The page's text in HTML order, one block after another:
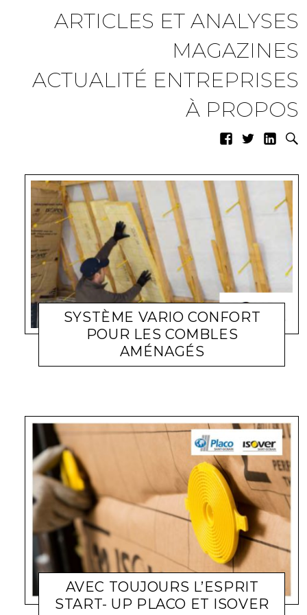
ARTICLES ET ANALYSES
MAGAZINES
ACTUALITÉ ENTREPRISES
À PROPOS
SYSTÈME VARIO CONFORT
POUR LES COMBLES
AMÉNAGÉS
ACTUALITÉ ENTREPRISES LARA GASQUET
AVEC TOUJOURS L’ESPRIT
START- UP PLACO ET ISOVER